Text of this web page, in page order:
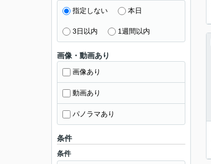
指定しない 本日
3日以内 1週間以内
画像・動画あり
画像あり
動画あり
パノラマあり
条件
条件